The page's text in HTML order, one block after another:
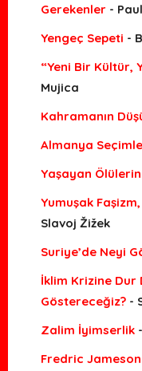
Gerekenler -
Yengeç Sepeti -
“Yeni Bir Kültür,
Mujica
Kahramanın
Almanya
Yaşayan
Yumuşak
Slavoj Žižek
Suriye’de Neyi
İklim Krizine Dur
Göstereceğiz? -
Zalim İyimserlik
Fredric